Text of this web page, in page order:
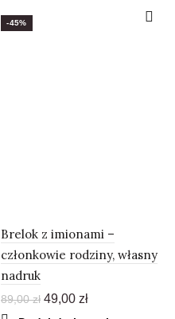
-45%
Brelok z imionami –
członkowie rodziny, własny
nadruk
89,00zł Pierwotna
49,00 złAktualna